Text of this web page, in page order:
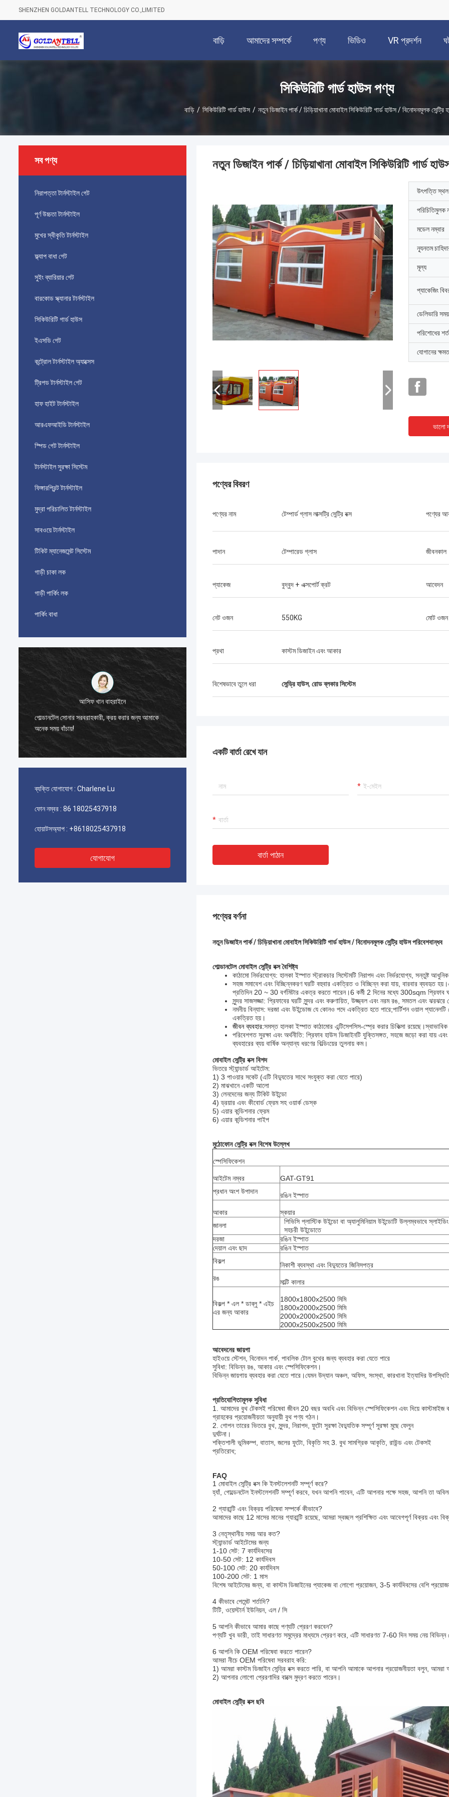
SHENZHEN GOLDANTELL TECHNOLOGY CO.,LIMITED
বাড়ি আমাদের সম্পর্কে পণ্য ভিডিও VR প্রদর্শন
সিকিউরিটি গার্ড হাউস পণ্য
বাড়ি / সিকিউরিটি গার্ড হাউস / নতুন ডিজাইন পার্ক / চিড়িয়াখানা মোবাইল সিকিউরিটি গার্ড হাউস / বিনোদনমূলক সেন্ট্রি
সব পণ্য
নিরাপত্তা টার্নস্টাইল গেট
পূর্ণ উচ্চতা টার্নস্টাইল
মুখের স্বীকৃতি টার্নস্টাইল
ফ্ল্যাপ বাধা গেট
সুইং ব্যারিয়ার গেট
বারকোড স্ক্যানার টার্নস্টাইল
সিকিউরিটি গার্ড হাউস
ইএসডি গেট
কন্ট্রোল টার্নস্টাইল অ্যাক্সেস
ট্রিপড টার্নস্টাইল গেট
হাফ হাইট টার্নস্টাইল
আরএফআইডি টার্নস্টাইল
স্পিড গেট টার্নস্টাইল
টার্নস্টাইল সুরক্ষা সিস্টেম
ফিঙ্গারপ্রিন্ট টার্নস্টাইল
মুদ্রা পরিচালিত টার্নস্টাইল
সাবওয়ে টার্নস্টাইল
টিকিট ম্যানেজমেন্ট সিস্টেম
গাড়ী চাকা লক
গাড়ী পার্কিং লক
পার্কিং বাধা
আসিফ খান বাহরাইনে
গোল্ডানটেল সোনার সরবরাহকারী, ক্রয় করার জন্য আমাকে
অনেক সময় বাঁচায়!
সংযুক্ত আরব আমিরাতে আহমেদ আল-ফারসি
ব্যক্তি যোগাযোগ : Charlene Lu
ফোন নম্বর : 86 18025437918
হোয়াটসঅ্যাপ : +8618025437918
যোগাযোগ
নতুন ডিজাইন পার্ক / চিড়িয়াখানা মোবাইল সিকিউরিটি গার্ড
উৎপত্তি স্থল
পরিচিতিমুলক
মডেল নম্বার
ন্যূনতম
মূল্য
প্যাকেজিং
ডেলিভারি সময়
পরিশোধের শর্ত
যোগানের
ভালো
পণ্যের বিবরণ
পণ্যের নাম টেম্পার্ড গ্লাস লাক্সট্রি সেন্ট্রি বক্স পণ্যের
পাদান টেম্পারেড গ্লাস জীবনকাল
প্যাকেজ বুদ্বুদ + এক্সপোর্ট ক্রট আবেদন
নেট ওজন 550KG মোট ওজন
প্রথা কাস্টম ডিজাইন এবং আকার
বিশেষভাবে তুলে ধরা সেন্ড্রি হাউস, রোড ব্লকার সিস্টেম
একটি বার্তা রেখে যান
বার্তা পাঠান
পণ্যের বর্ণনা
নতুন ডিজাইন পার্ক / চিড়িয়াখানা মোবাইল সিকিউরিটি গার্ড হাউস / বিনোদনমূলক সেন্ট্রি হাউস পরিবেশবান্ধব
গোল্ডানটেল মোবাইল সেন্ট্রি বক্স বৈশিষ্ট্য
কাঠামো নির্ভরযোগ্য: হালকা ইস্পাত স্ট্রাকচার সিস্টেমটি নিরাপদ এবং নির্ভরযোগ্য, সন্তুষ্ট
সহজ সমাবেশ এবং বিচ্ছিন্নকরণ ঘরটি বহুবার একত্রিত ও বিচ্ছিন্ন করা যায়, বারবার ব্যবহৃত
প্রতিদিন 20 ~ 30 বর্গমিটার একত্র করতে পারেন।6 কর্মী 2 দিনের মধ্যে 300sqm প্রিফাব
সুন্দর সাজসজ্জা: প্রিফাবের ঘরটি সুন্দর এবং করুণায়িত, উজ্জ্বল এবং নরম রঙ, সমতল এবং ঝরঝরে
নমনীয় বিন্যাস: দরজা এবং উইন্ডোজ যে কোনও পদে একত্রিত হতে পারে;পার্টিশন ওয়াল
একত্রিত হয়।
জীবন ব্যবহার:সমস্ত হালকা ইস্পাত কাঠামোর এন্টিসেপসিস-স্প্রে করার চিকিত্সা
পরিবেশগত সুরক্ষা এবং অর্থনীতি: প্রিফাব হাউস ডিজাইনটি যুক্তিসঙ্গত, সহজে জড়ো করা যায়
ব্যবহারের ব্যয় বার্ষিক অন্যান্য ধরণের বিল্ডিংয়ের তুলনায় কম।
মোবাইল সেন্ট্রি বক্স বিশদ
ভিতরে স্ট্যান্ডার্ড আইটেম:
1) 3 পাওয়ার সকেট (এটি বিদ্যুতের সাথে সংযুক্ত করা যেতে পারে)
2) মাঝখানে একটি আলো
3) লেনদেনের জন্য টিকিট উইন্ডো
4) ড্রয়ার এবং কীবোর্ড ফ্রেম সহ ওয়ার্ক ডেস্ক
5) এয়ার কন্ডিশনার ফ্রেম
6) এয়ার কন্ডিশনার পাইপ
মুঠোফোন সেন্ট্রি বক্স বিশেষ উল্লেখ
স্পেসিফিকেশন
আইটেম নম্বর
GAT-GT91
প্রধান অংশ উপাদান
রঙিন ইস্পাত
আকার
স্কয়ার
জানলা
পিভিসি প্লাস্টিক উইন্ডো বা অ্যালুমিনিয়াম উইন্ডোটি উল্লম্বভাবে
সহচরী উইন্ডোতে
দরজা
রঙিন ইস্পাত
দেয়াল এবং ছাদ
রঙিন ইস্পাত
বিকল্প
নিকাশী ব্যবস্থা এবং বিদ্যুতের জিনিসপত্র
রঙ
মাল্টি কালার
বিকল্প * এল * ডাব্লু * এইচ
এর জন্য আকার
1800x1800x2500 মিমি
1800x2000x2500 মিমি
2000x2000x2500 মিমি
2000x2500x2500 মিমি
আবেদনের জায়গা
হাইওয়ে স্টেশন, বিনোদন পার্ক, পাবলিক টোল বুথের জন্য ব্যবহার করা যেতে পারে
সুবিধা: বিভিন্ন রঙ, আকার এবং স্পেসিফিকেশন।
বিভিন্ন জায়গায় ব্যবহার করা যেতে পারে।যেমন উদ্যান অঞ্চল, অফিস, সংস্থা, কারখানা ইত্যাদির
প্রতিযোগিতামূলক সুবিধা
1. আমাদের বুথ টেকসই পরিষেবা জীবন 20 বছর অবধি এবং বিভিন্ন স্পেসিফিকেশন এবং দিয়ে কাস্টমাইজ
গ্রাহকের প্রয়োজনীয়তা অনুযায়ী বুথ পণ্য গঠন।
2. গোপন তারের ভিতরে বুথ, সুন্দর, নিরাপদ, ফুটো সুরক্ষা বৈদ্যুতিক সম্পূর্ণ সুরক্ষা মুছে ফেলুন
দুর্ঘটনা।
শক্তিশালী ভূমিকম্প, বাতাস, জলের ফুটো, বিকৃতি সহ 3. বুথ সামগ্রিক আকৃতি, রাউন্ড এবং টেকসই
প্রতিরোধ;
FAQ
1 মোবাইল সেন্ট্রি বক্স কি ইনস্টলেশনটি সম্পূর্ণ করে?
হ্যাঁ, গোল্ডেনটেল ইনস্টলেশনটি সম্পূর্ণ করবে, যখন আপনি পাবেন, এটি আপনার পক্ষে সহজ, আপনি তা
2 গ্যারান্টি এবং বিক্রয় পরিষেবা সম্পর্কে কীভাবে?
আমাদের কাছে 12 মাসের মানের গ্যারান্টি রয়েছে, আমরা স্বচ্ছল প্রশিক্ষিত এবং আবেগপূর্ণ বিক্রয় এবং
3 নেতৃস্থানীয় সময় আর কত?
স্ট্যান্ডার্ড আইটেমের জন্য
1-10 সেট: 7 কার্যদিবসের
10-50 সেট: 12 কার্যদিবস
50-100 সেট: 20 কার্যদিবস
100-200 সেট: 1 মাস
বিশেষ আইটেমের জন্য, বা কাস্টম ডিজাইনের প্যাকেজ বা লোগো প্রয়োজন, 3-5 কার্যদিবসের বেশি
4 কীভাবে পেমেন্ট শর্তাদি?
টিটি, ওয়েস্টার্ন ইউনিয়ন, এল / সি
5 আপনি কীভাবে আমার কাছে পণ্যটি প্রেরণ করবেন?
পণ্যটি খুব ভারী, তাই সাধারণত সমুদ্রের মাধ্যমে প্রেরণ করে, এটি সাধারণত 7-60 দিন সময় নেয় বিভিন্ন
6 আপনি কি OEM পরিষেবা করতে পারেন?
আমরা নীচে OEM পরিষেবা সরবরাহ করি:
1) আমরা কাস্টম ডিজাইন সেন্ড্রি বক্স করতে পারি, বা আপনি আমাকে আপনার প্রয়োজনীয়তা বলুন, আমরা
2) আপনার লোগো প্রেরণাদির বাক্সে মুদ্রণ করতে পারেন।
মোবাইল সেন্ট্রি বক্স ছবি